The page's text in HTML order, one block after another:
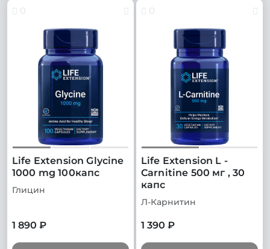
0
Life Extension Glycine
1000 mg 100капс
Глицин
1 890 ₽
0
Life Extension L -
Carnitine 500 мг , 30
капс
Л-Карнитин
1 390 ₽